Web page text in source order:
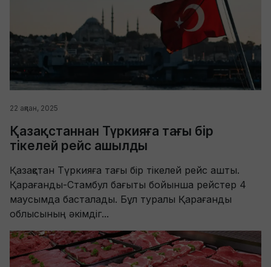
22 ақпан, 2025
Қазақстаннан Түркияға тағы бір
тікелей рейс ашылды
Қазақстан Түркияға тағы бір тікелей рейс ашты.
Қарағанды-Стамбул бағыты бойынша рейстер 4
маусымда басталады. Бұл туралы Қарағанды ​​
облысының әкімдіг...